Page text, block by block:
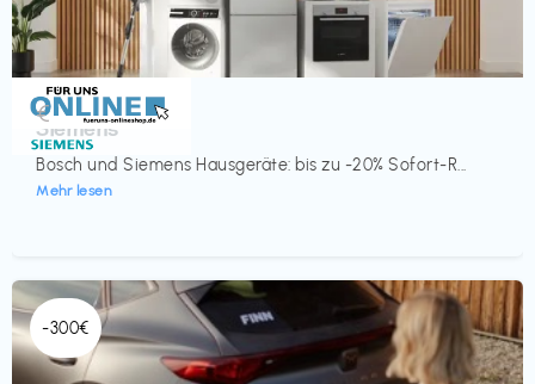
Küche & Haushalt
Siemens
Bosch und Siemens Hausgeräte: bis zu -20% Sofort-R...
Mehr lesen
€‎
-300€